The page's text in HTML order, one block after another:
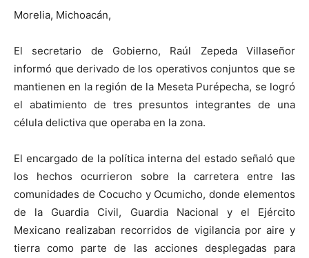
Morelia, Michoacán,
El secretario de Gobierno, Raúl Zepeda Villaseñor
informó que derivado de los operativos conjuntos que se
mantienen en la región de la Meseta Purépecha, se logró
el abatimiento de tres presuntos integrantes de una
célula delictiva que operaba en la zona.
El encargado de la política interna del estado señaló que
los hechos ocurrieron sobre la carretera entre las
comunidades de Cocucho y Ocumicho, donde elementos
de la Guardia Civil, Guardia Nacional y el Ejército
Mexicano realizaban recorridos de vigilancia por aire y
tierra como parte de las acciones desplegadas para